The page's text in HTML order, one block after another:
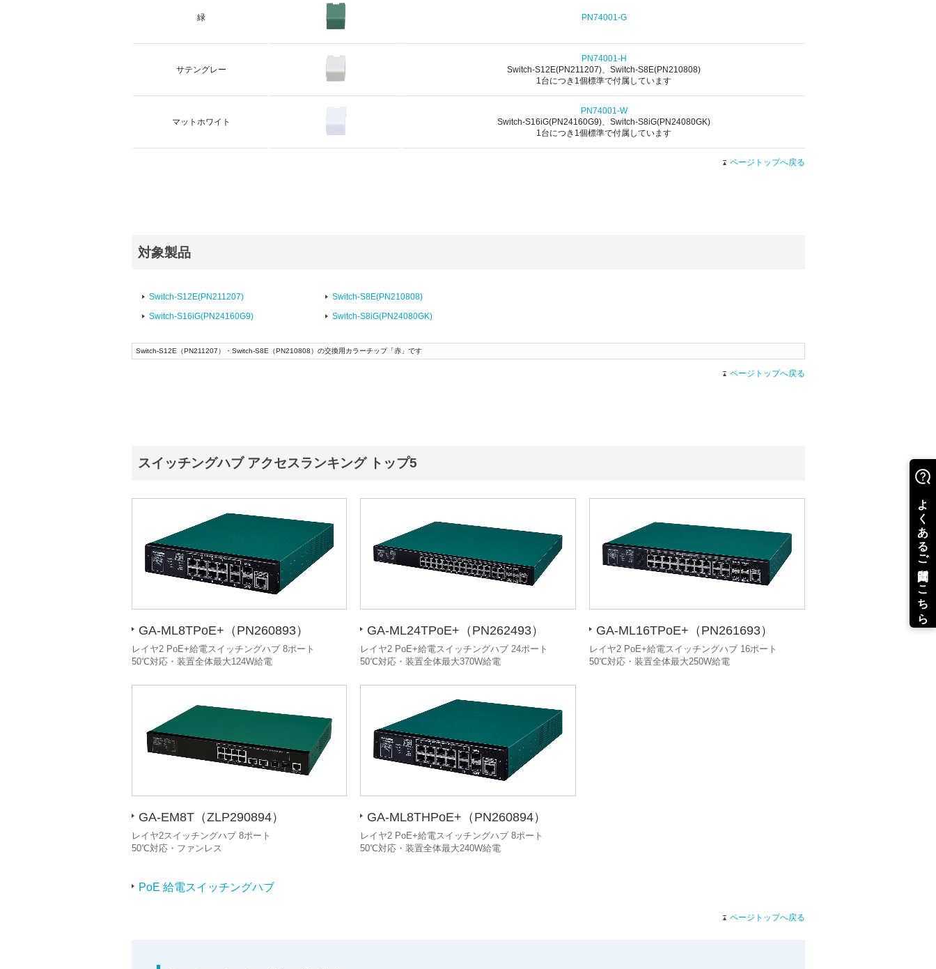
緑 PN74001-G
サテングレー
PN74001-H
Switch-S12E(PN211207)、Switch-S8E(PN210808)
1台につき1個標準で付属しています
マットホワイト
PN74001-W
Switch-S16iG(PN24160G9)、Switch-S8iG(PN24080GK)
1台につき1個標準で付属しています
ページトップへ戻る
対象製品
Switch-S12E(PN211207)
Switch-S16iG(PN24160G9)
Switch-S8E(PN210808)
Switch-S8iG(PN24080GK)
Switch-S12E（PN211207）・Switch-S8E（PN210808）の交換用カラーチップ「赤」です
ページトップへ戻る
スイッチングハブ アクセスランキング トップ5
GA-ML8TPoE+（PN260893）
レイヤ2 PoE+給電スイッチングハブ 8ポート
50℃対応・装置全体最大124W給電
GA-ML24TPoE+（PN262493）
レイヤ2 PoE+給電スイッチングハブ 24ポート
50℃対応・装置全体最大370W給電
GA-ML16TPoE+（PN261693）
レイヤ2 PoE+給電スイッチングハブ 16ポート
50℃対応・装置全体最大250W給電
GA-EM8T（ZLP290894）
レイヤ2スイッチングハブ 8ポート
50℃対応・ファンレス
GA-ML8THPoE+（PN260894）
レイヤ2 PoE+給電スイッチングハブ 8ポート
50℃対応・装置全体最大240W給電
PoE 給電スイッチングハブ
ページトップへ戻る